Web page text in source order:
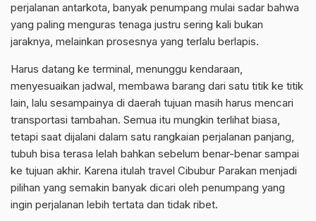
perjalanan antarkota, banyak penumpang mulai sadar bahwa
yang paling menguras tenaga justru sering kali bukan
jaraknya, melainkan prosesnya yang terlalu berlapis.
Harus datang ke terminal, menunggu kendaraan,
menyesuaikan jadwal, membawa barang dari satu titik ke titik
lain, lalu sesampainya di daerah tujuan masih harus mencari
transportasi tambahan. Semua itu mungkin terlihat biasa,
tetapi saat dijalani dalam satu rangkaian perjalanan panjang,
tubuh bisa terasa lelah bahkan sebelum benar-benar sampai
ke tujuan akhir. Karena itulah travel Cibubur Parakan menjadi
pilihan yang semakin banyak dicari oleh penumpang yang
ingin perjalanan lebih tertata dan tidak ribet.